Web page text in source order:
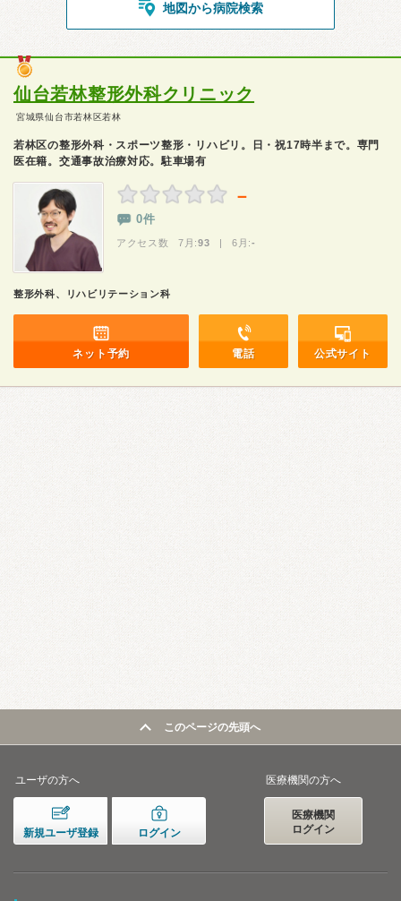
地図から病院検索
仙台若林整形外科クリニック
宮城県仙台市若林区若林
若林区の整形外科・スポーツ整形・リハビリ。日・祝17時半まで。専門
医在籍。交通事故治療対応。駐車場有
－
0件
アクセス数 7月:93 | 6月:-
整形外科、リハビリテーション科
ネット予約 電話 公式サイト
このページの先頭へ
ユーザの方へ
新規ユーザ登録 ログイン
医療機関の方へ
医療機関
ログイン